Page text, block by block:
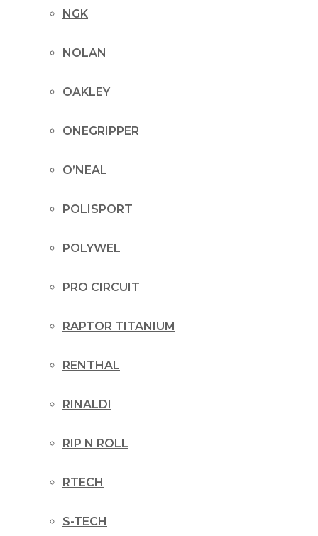
NGK
NOLAN
OAKLEY
ONEGRIPPER
O’NEAL
POLISPORT
POLYWEL
PRO CIRCUIT
RAPTOR TITANIUM
RENTHAL
RINALDI
RIP N ROLL
RTECH
S-TECH